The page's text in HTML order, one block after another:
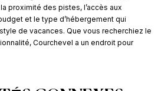
proximité des pistes, l’accès aux
et le type d’hébergement qui
de vacances. Que vous recherchiez le
Courchevel a un endroit pour